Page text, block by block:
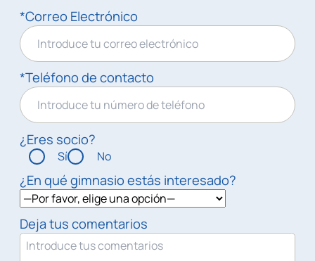
*Correo Electrónico
*Teléfono de contacto
¿Eres socio?
Sí No
¿En qué gimnasio estás interesado?
Deja tus comentarios